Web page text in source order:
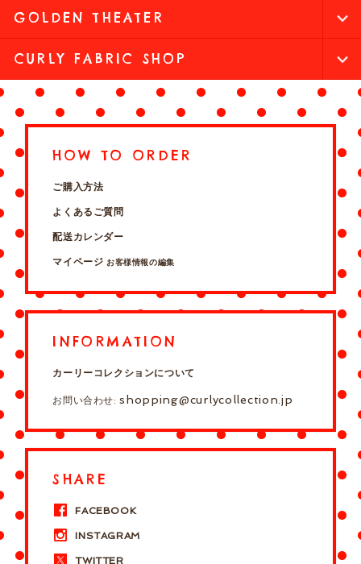
GOLDEN THEATER
CURLY FABRIC SHOP
HOW TO ORDER
ご購入方法
よくあるご質問
配送カレンダー
マイページ お客様情報の編集
INFORMATION
カーリーコレクションについて
お問い合わせ:shopping@curlycollection.jp
SHARE
FACEBOOK
INSTAGRAM
TWITTER